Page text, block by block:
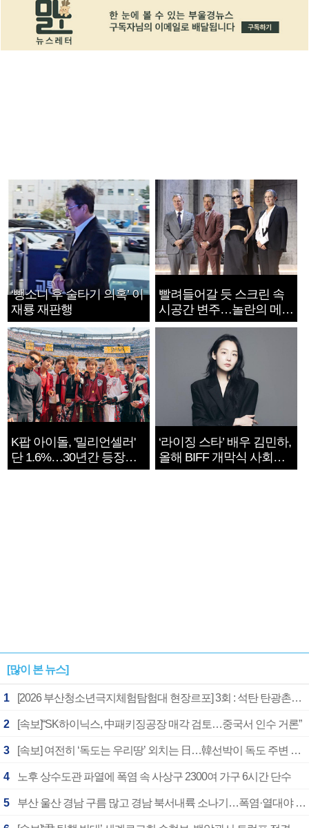
‘뺑소니 후 술타기 의혹’ 이
재룡 재판행
빨려들어갈 듯 스크린 속
시공간 변주…놀란의 메시
지는 ‘전쟁 속죄’
K팝 아이돌, '밀리언셀러'
단 1.6%…30년간 등장
1182개팀 전수조사
‘라이징 스타’ 배우 김민하,
올해 BIFF 개막식 사회자
확정
[많이 본 뉴스]
1 [2026 부산청소년극지체험탐험대 현장르포] 3회 : 석탄 탄광촌에서 북극 연구의 중심지로
2 [속보]“SK하이닉스, 中패키징공장 매각 검토…중국서 인수 거론”
3 [속보] 여전히 ‘독도는 우리땅’ 외치는 日…韓선박이 독도 주변 해양조사 활동하자 반발
4 노후 상수도관 파열에 폭염 속 사상구 2300여 가구 6시간 단수
5 부산 울산 경남 구름 많고 경남 북서내륙 소나기…폭염·열대야 계속